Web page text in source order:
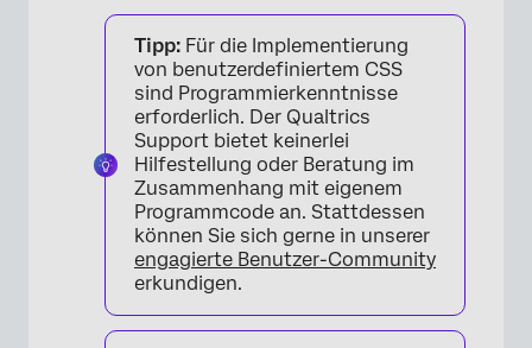
Tipp: Für die Implementierung
von benutzerdefiniertem CSS
sind Programmierkenntnisse
erforderlich. Der Qualtrics
Support bietet keinerlei
Hilfestellung oder Beratung im
Zusammenhang mit eigenem
Programmcode an. Stattdessen
können Sie sich gerne in unserer
engagierte Benutzer-Community
erkundigen.